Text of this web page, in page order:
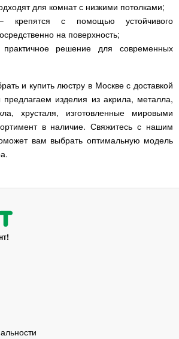
для комнат с низкими потолками;
крепятся с помощью устойчивого
на поверхность;
решение для современных
и купить люстру в Москве с доставкой
изделия из акрила, металла,
хрусталя, изготовленные мировыми
в наличие. Свяжитесь с нашим
вам выбрать оптимальную модель